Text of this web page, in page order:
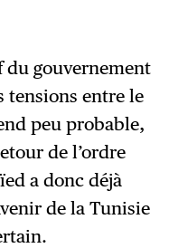
gouvernement
tensions entre le
peu probable,
de l’ordre
a donc déjà
de la Tunisie